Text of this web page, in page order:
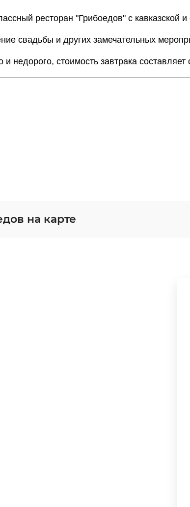
ресторан "Грибоедов" с кавказской и
свадьбы и других замечательных
и недорого, стоимость завтрака составляет
на карте